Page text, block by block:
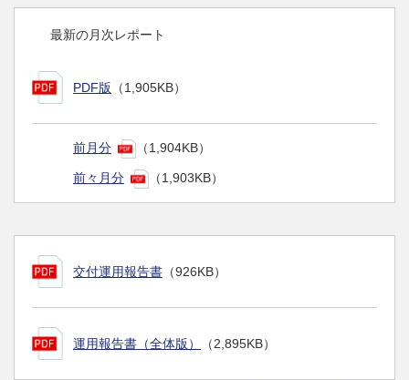
最新の月次レポート
PDF版 （1,905KB）
前月分 （1,904KB）
前々月分 （1,903KB）
交付運用報告書 （926KB）
運用報告書（全体版） （2,895KB）